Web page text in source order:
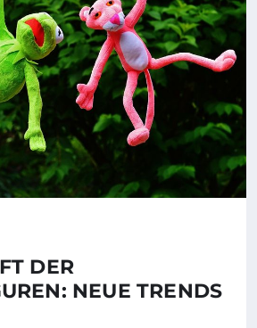
DER
NEUE TRENDS